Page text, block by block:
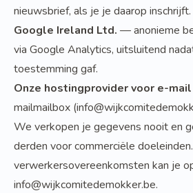
nieuwsbrief, als je je daarop inschrijft.
Google Ireland Ltd. — anonieme
via Google Analytics, uitsluitend
toestemming gaf.
Onze hostingprovider voor e-mail
mailmailbox (
We verkopen je gegevens nooit en
derden voor commerciële
verwerkersovereenkomsten kan je
info@wijkcomitedemokker.be.